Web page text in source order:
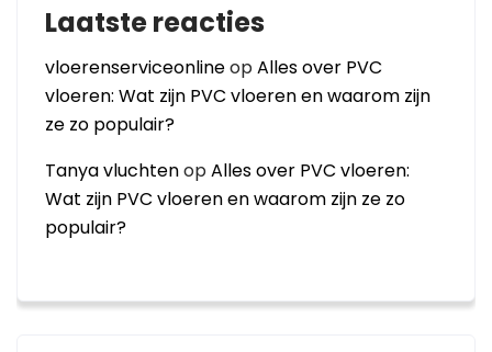
Laatste reacties
vloerenserviceonlineopAlles over PVC
vloeren: Wat zijn PVC vloeren en waarom zijn
ze zo populair?
Tanya vluchtenopAlles over PVC vloeren:
Wat zijn PVC vloeren en waarom zijn ze zo
populair?